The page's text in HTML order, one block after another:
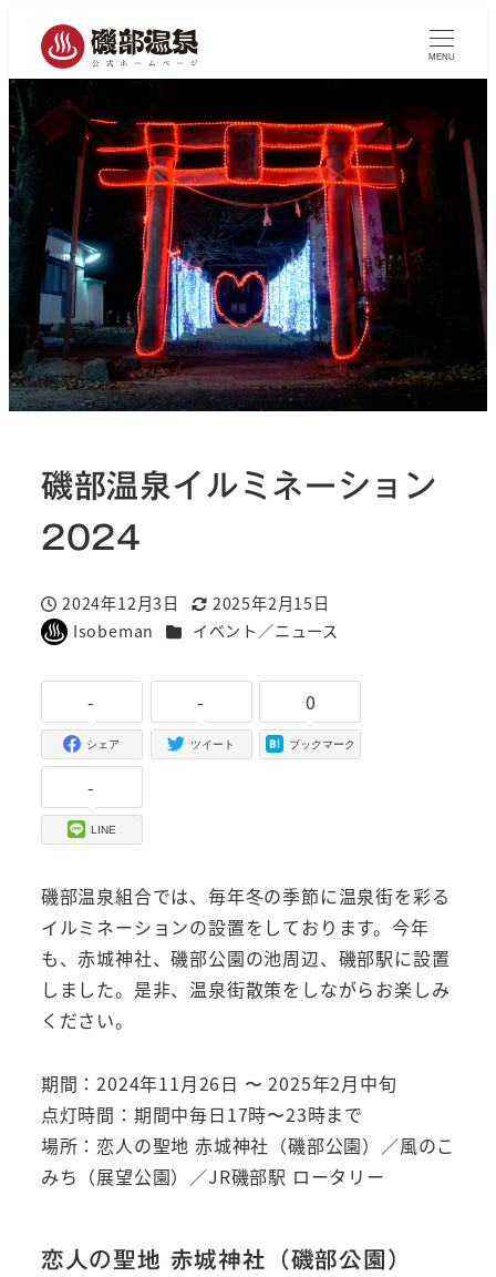
MENU
磯部温泉イルミネーション
2024
投稿日
2024年12月3日
更新日
2025年2月15日
著
Isobeman カテゴリー
イベント／ニュース
-
シェア
-
ツイート
0
ブックマーク
-
LINE
磯部温泉組合では、毎年冬の季節に温泉街を彩る
イルミネーションの設置をしております。今年
も、赤城神社、磯部公園の池周辺、磯部駅に設置
しました。是非、温泉街散策をしながらお楽しみ
ください。
期間：2024年11月26日 〜 2025年2月中旬
点灯時間：期間中毎日17時〜23時まで
場所：恋人の聖地 赤城神社（磯部公園）／風のこ
みち（展望公園）／JR磯部駅 ロータリー
恋人の聖地 赤城神社（磯部公園）